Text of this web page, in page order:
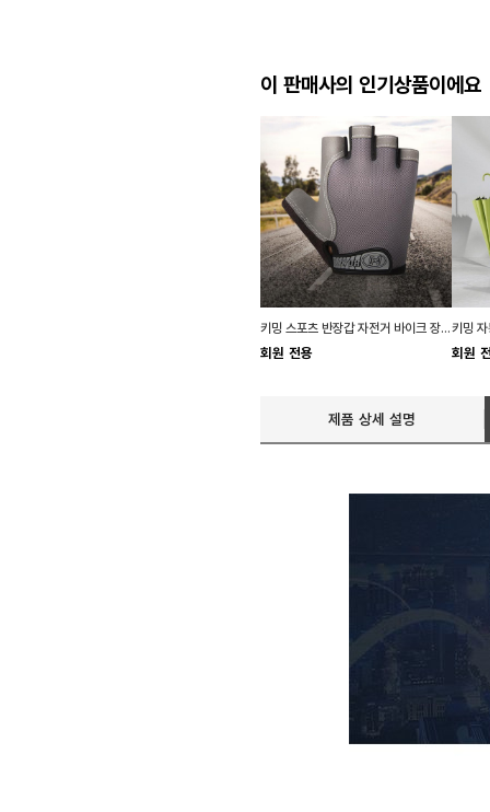
이 판매사의 인기상품이에요
키밍 스포츠 반장갑 자전거 바이크 장갑 남자 작업
회원 전용 회원
제품 상세 설명